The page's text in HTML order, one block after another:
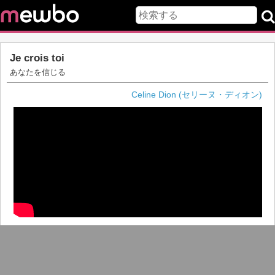
Je crois toi
あなたを信じる
Celine Dion (セリーヌ・ディオン)